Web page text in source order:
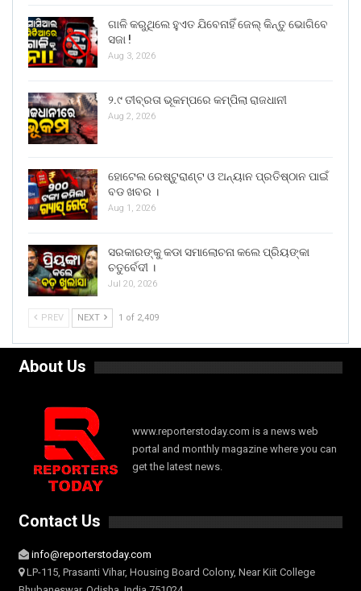
ଗାଳି କରୁଥିଲେ ହୁଏତ ଯିବେନାହିଁ ଜେଲ୍ କିନ୍ତୁ ଭୋଗିବେ
ସଜା !
Aug 3, 2026
୨.୯ ତୀବ୍ରତା ଭୂକମ୍ପରେ କମ୍ପିଲା ରାଜଧାନୀ
Aug 2, 2026
ହୋଟେଲ ରେଷ୍ଟୁରାଣ୍ଟ ଓ ଅନ୍ୟାନ ପ୍ରତିଷ୍ଠାନ ପାଇଁ
ବଡ ଖବର ।
Aug 1, 2026
ସରକାରଙ୍କୁ କଡା ସମାଲୋଚନା କଲେ ପ୍ରିୟଙ୍କା
ଚତୁର୍ବେଦୀ ।
Jul 20, 2026
PREV NEXT 1 of 2,409
About Us
www.reporterstoday.com is a news web
portal and monthly magazine where you can
get the latest news.
Contact Us
info@reporterstoday.com
LP-115, Prasanti Vihar, Housing Board Colony, Near Kiit College